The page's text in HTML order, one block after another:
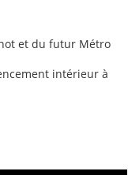
et du futur Métro
intérieur à